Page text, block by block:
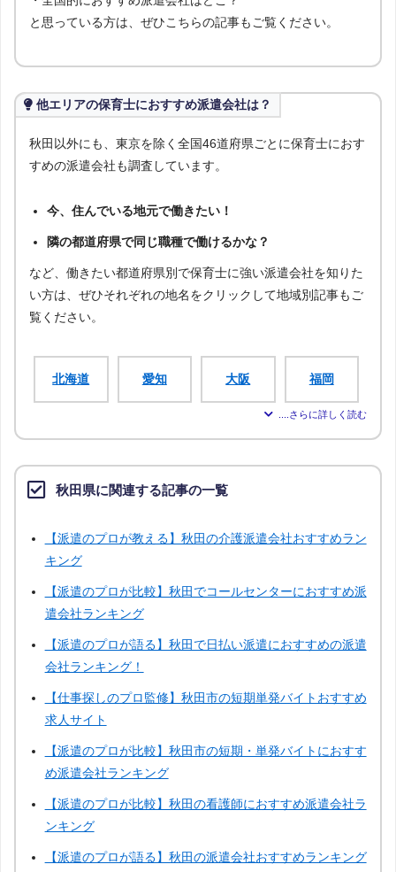
と思っている方は、ぜひこちらの記事もご覧ください。
他エリアの保育士におすすめ派遣会社は？
秋田以外にも、東京を除く全国46道府県ごとに保育士におす
すめの派遣会社も調査しています。
今、住んでいる地元で働きたい！
隣の都道府県で同じ職種で働けるかな？
など、働きたい都道府県別で保育士に強い派遣会社を知りた
い方は、ぜひそれぞれの地名をクリックして地域別記事もご
覧ください。
北海道 愛知 大阪 福岡
岩手 山形 福島
栃木 群馬 埼玉 千葉
神奈川 富山 石川 福井
山梨
三重
奈良 和歌山
岡山
秋田県に関連する記事の一覧
【派遣のプロが教える】秋田の介護派遣会社おすすめラン
キング
【派遣のプロが比較】秋田でコールセンターにおすすめ派
遣会社ランキング
【派遣のプロが語る】秋田で日払い派遣におすすめの派遣
会社ランキング！
【仕事探しのプロ監修】秋田市の短期単発バイトおすすめ
求人サイト
【派遣のプロが比較】秋田市の短期・単発バイトにおすす
め派遣会社ランキング
【派遣のプロが比較】秋田の看護師におすすめ派遣会社ラ
ンキング
【派遣のプロが語る】秋田の派遣会社おすすめランキング